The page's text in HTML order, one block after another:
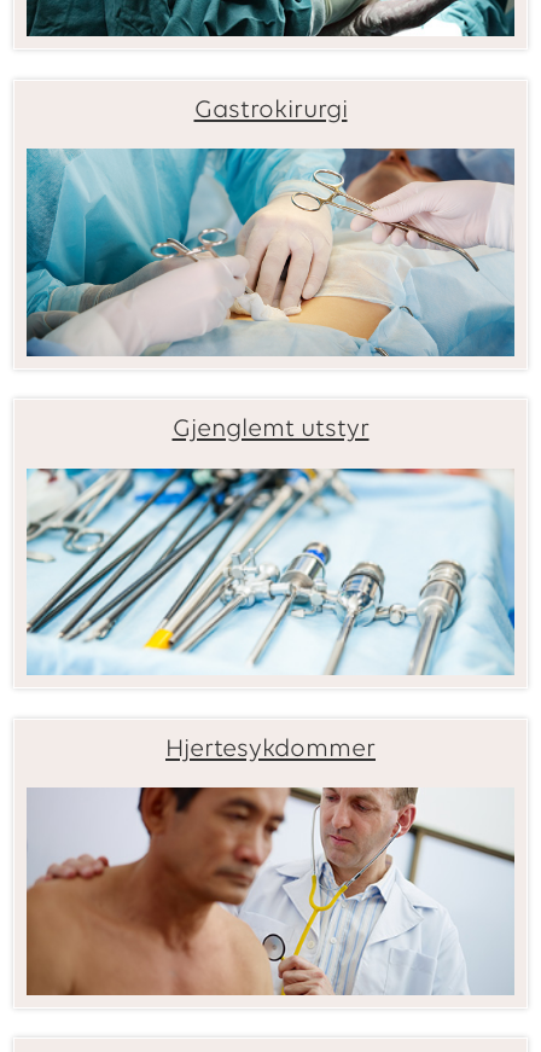
Gastrokirurgi
Gjenglemt utstyr
Hjertesykdommer